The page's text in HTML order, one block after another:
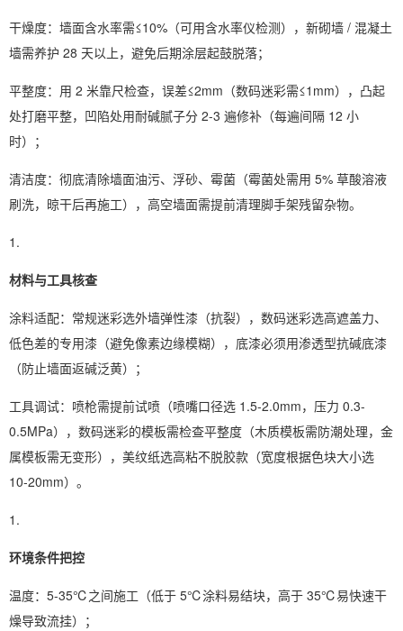
干燥度：墙面含水率需≤10%（可用含水率仪检测），新砌墙 / 混凝土
墙需养护 28 天以上，避免后期涂层起鼓脱落；
平整度：用 2 米靠尺检查，误差≤2mm（数码迷彩需≤1mm），凸起
处打磨平整，凹陷处用耐碱腻子分 2-3 遍修补（每遍间隔 12 小
时）；
清洁度：彻底清除墙面油污、浮砂、霉菌（霉菌处需用 5% 草酸溶液
刷洗，晾干后再施工），高空墙面需提前清理脚手架残留杂物。
材料与工具核查
涂料适配：常规迷彩选外墙弹性漆（抗裂），数码迷彩选高遮盖力、
低色差的专用漆（避免像素边缘模糊），底漆必须用渗透型抗碱底漆
（防止墙面返碱泛黄）；
工具调试：喷枪需提前试喷（喷嘴口径选 1.5-2.0mm，压力 0.3-
0.5MPa），数码迷彩的模板需检查平整度（木质模板需防潮处理，金
属模板需无变形），美纹纸选高粘不脱胶款（宽度根据色块大小选
10-20mm）。
环境条件把控
温度：5-35℃之间施工（低于 5℃涂料易结块，高于 35℃易快速干
燥导致流挂）；